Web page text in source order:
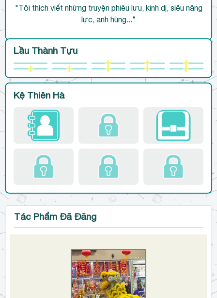
"Tôi thích viết những truyện phiêu lưu, kinh dị, siêu năng
lực, anh hùng..."
Lầu Thành Tựu
Kệ Thiên Hà
Tác Phẩm Đã Đăng